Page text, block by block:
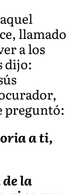
llamado
a los
dijo:
preguntó:
a ti,
la